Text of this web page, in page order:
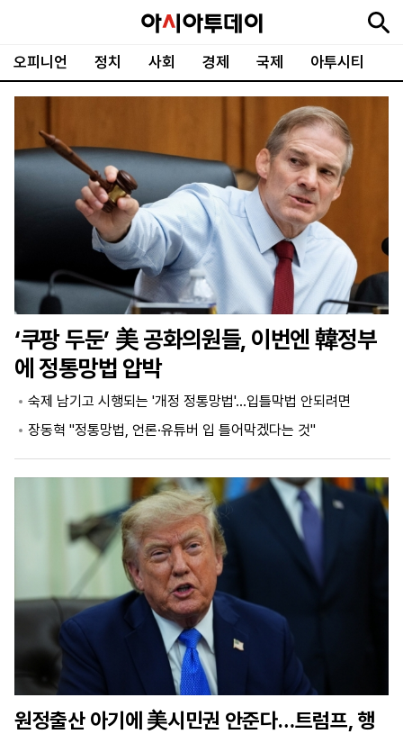
오피니언 정치 사회 경제 국제 아투시티
뉴
스
최
신
속
보
정
치
사
회
경
제
국
제
오
피
니
언
피
플
아
투
시
티
문
화
·
스
포
포
토
ENGLISH
文
Tiếng
Việt
지
면
기
신
문
독
후
원
기
제
보
시
회
사
개
앱
설
마
켓
운
세
대
학
문
골
프
‘쿠팡 두둔’ 美 공화의원들, 이번엔 韓정부
에 정통망법 압박
숙제 남기고 시행되는 '개정 정통망법'…입틀막법 안되려면
장동혁 "정통망법, 언론·유튜버 입 틀어막겠다는 것"
원정출산 아기에 美시민권 안준다…트럼프, 행